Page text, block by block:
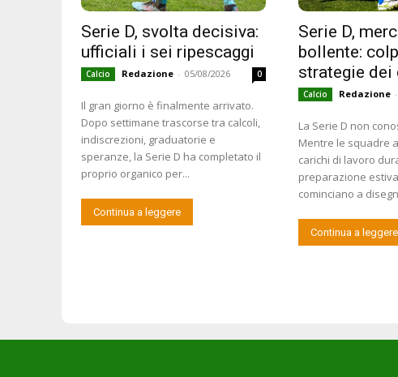
Serie D, svolta decisiva:
ufficiali i sei ripescaggi
Calcio Redazione - 05/08/2026 0
Il gran giorno è finalmente arrivato.
Dopo settimane trascorse tra calcoli,
indiscrezioni, graduatorie e
speranze, la Serie D ha completato il
proprio organico per...
Continua a leggere
Serie D,
bollente:
strategie dei
Calcio Redazione -
La Serie D non
Mentre le squadre
carichi di lavoro
preparazione
cominciano a
Continua a leggere